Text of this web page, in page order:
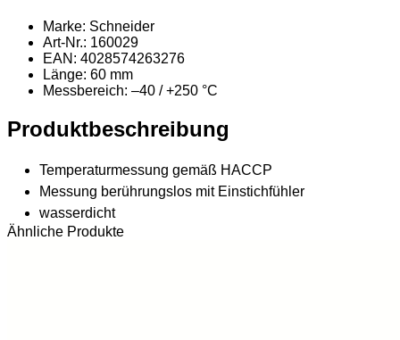
Marke: Schneider
Art-Nr.: 160029
EAN: 4028574263276
Länge: 60 mm
Messbereich: –40 / +250 °C
Produktbeschreibung
Temperaturmessung gemäß HACCP
Messung berührungslos mit Einstichfühler
wasserdicht
Ähnliche Produkte